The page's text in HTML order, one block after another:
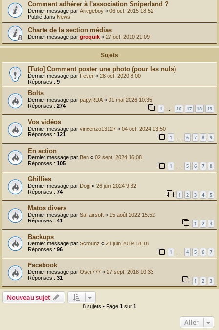
Comment adhérer à l'association Sniperland ?
Dernier message par Ariegeboy « 06 oct. 2015 18:52
Publié dans News
Charte de la section médias
Dernier message par groquik « 27 oct. 2010 21:09
Sujets
[Tuto] Comment poster une photo (pour les nuls)
Dernier message par Fever « 28 oct. 2020 8:00
Réponses : 9
Bolts
Dernier message par papyRDA « 01 mai 2026 10:35
Réponses : 274 1 16 17 18 19
Vos vidéos
Dernier message par vincenzo13127 « 04 oct. 2024 13:50
Réponses : 121 1 … 6 7 8 9
En action
Dernier message par Ben « 02 sept. 2024 16:08
Réponses : 105 1 5 6 7 8
Ghillies
Dernier message par Dogi « 26 juin 2024 9:32
Réponses : 74 1 2 3 4 5
Matos divers
Dernier message par Saï airsoft « 15 août 2022 15:52
Réponses : 41 1 2 3
Backups
Dernier message par Scrounz « 28 juin 2019 18:18
Réponses : 96 1 4 5 6 7
Facebook
Dernier message par Oser777 « 27 sept. 2018 10:33
Réponses : 31 1 2 3
Nouveau sujet
8 sujets • Page 1 sur 1
Aller